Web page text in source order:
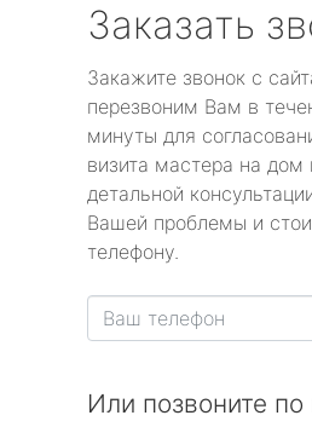
Заказать
Закажите звонок с
перезвоним Вам в
минуты для
визита мастера на дом
детальной
Вашей проблемы и
телефону.
Или позвоните